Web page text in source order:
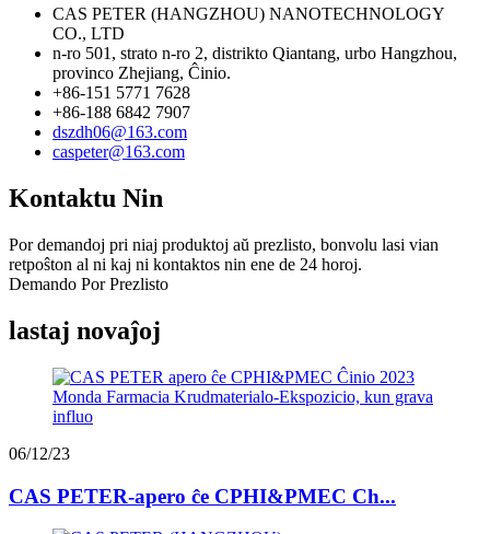
CAS PETER (HANGZHOU) NANOTECHNOLOGY
CO., LTD
n-ro 501, strato n-ro 2, distrikto Qiantang, urbo Hangzhou,
provinco Zhejiang, Ĉinio.
+86-151 5771 7628
+86-188 6842 7907
dszdh06@163.com
caspeter@163.com
Kontaktu Nin
Por demandoj pri niaj produktoj aŭ prezlisto, bonvolu lasi vian
retpoŝton al ni kaj ni kontaktos nin ene de 24 horoj.
Demando Por Prezlisto
lastaj novaĵoj
06/12/23
CAS PETER-apero ĉe CPHI&PMEC Ch...